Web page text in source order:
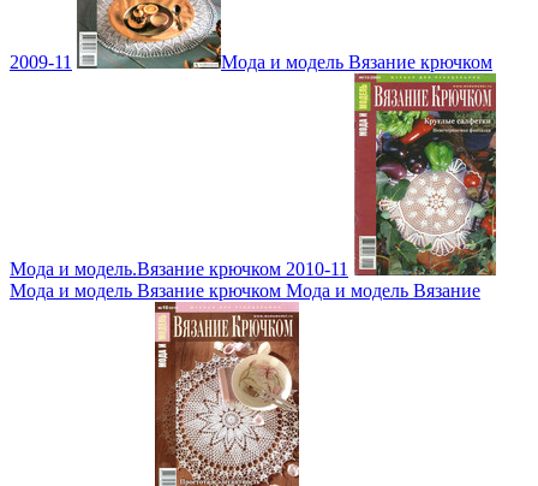
2009-11 Мода и модель Вязание крючком
Мода и модель.Вязание крючком 2010-11
Мода и модель Вязание крючком Мода и модель Вязание